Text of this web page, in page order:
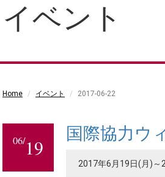
イベント
Home イベント 2017-06-22
06/19
国際協力ウ
2017年6月19日(月)～